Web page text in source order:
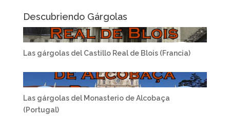
Descubriendo Gárgolas
Las gárgolas del Castillo Real de Blois (Francia)
Las gárgolas del Monasterio de Alcobaça
(Portugal)